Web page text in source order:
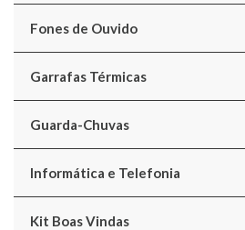
Fones de Ouvido
Garrafas Térmicas
Guarda-Chuvas
Informática e Telefonia
Kit Boas Vindas